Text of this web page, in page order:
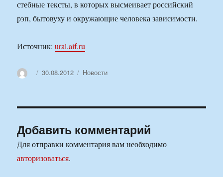
стебные тексты, в которых высмеивает российский
рэп, бытовуху и окружающие человека зависимости.
Источник:ural.aif.ru
АвторОпубликовано
30.08.2012 Рубрики
Новости
Добавить комментарий
Для отправки комментария вам необходимо
авторизоваться.